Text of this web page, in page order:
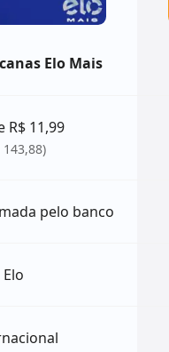
Elo Mais
R$ 11,99
143,88)
pelo banco
Elo